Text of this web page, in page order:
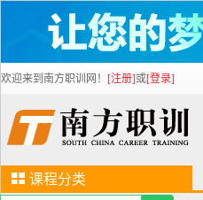
欢迎来到南方职训网！ [注册]或[登录]
课程分类